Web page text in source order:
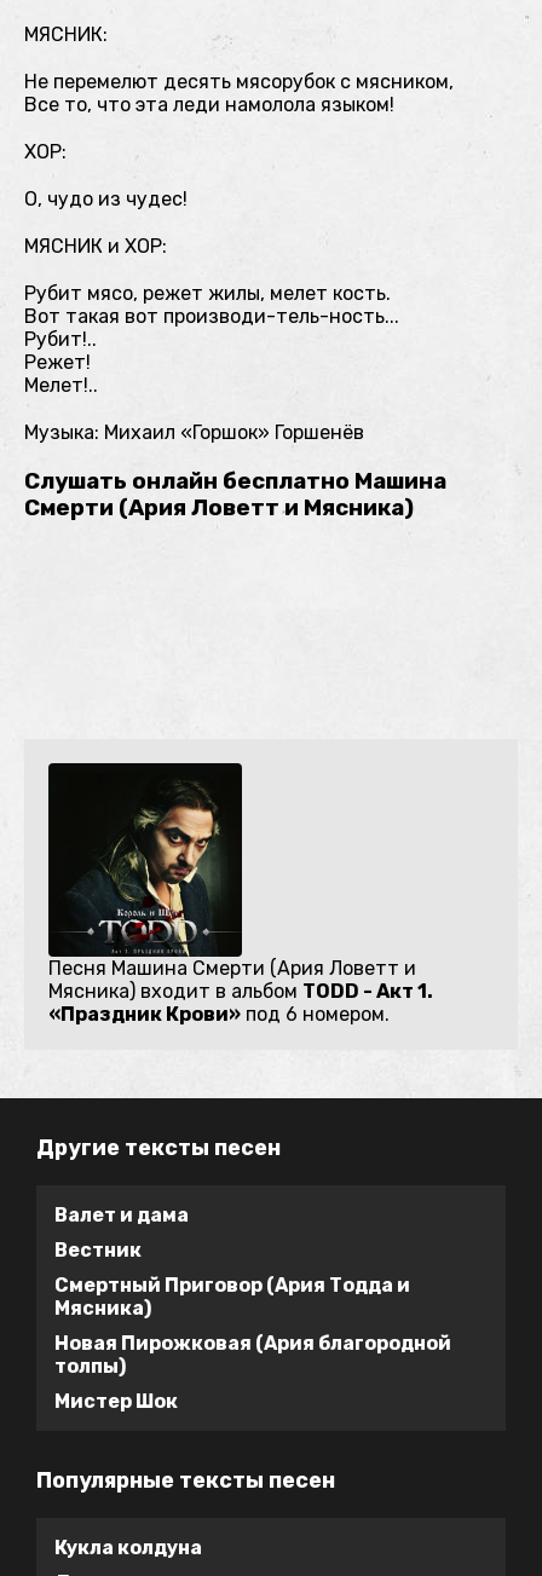
МЯСНИК:
Не перемелют десять мясорубок с мясником,
Все то, что эта леди намолола языком!
ХОР:
О, чудо из чудес!
МЯСНИК и ХОР:
Рубит мясо, режет жилы, мелет кость.
Вот такая вот производи-тель-ность...
Рубит!..
Режет!
Мелет!..
Музыка: Михаил «Горшок» Горшенёв
Слушать онлайн бесплатно Машина
Смерти (Ария Ловетт и Мясника)
Песня Машина Смерти (Ария Ловетт и
Мясника) входит в альбом TODD - Акт 1.
«Праздник Крови» под 6 номером.
Другие тексты песен
Валет и дама
Вестник
Смертный Приговор (Ария Тодда и
Мясника)
Новая Пирожковая (Ария благородной
толпы)
Мистер Шок
Популярные тексты песен
Кукла колдуна